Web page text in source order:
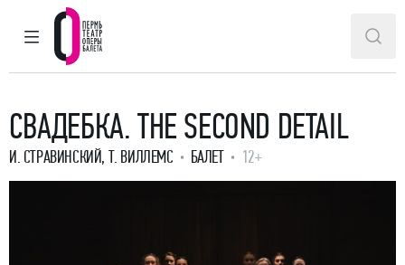
ГЛАВНОЕ МЕНЮ
Пермский театр оперы и балета
СВАДЕБКА. THE SECOND DETAIL
И. СТРАВИНСКИЙ, Т. ВИЛЛЕМС БАЛЕТ 12+